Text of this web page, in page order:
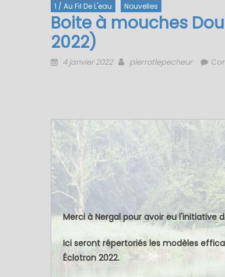
1 / Au Fil De L'eau Nouvelles
Boite à mouches
2022)
Posted
4 janvier 2022 Author
pierrotlepecheur
Merci à Nergal pour avoir eu l'initiative
Ici seront répertoriés les modèles
Éclotron 2022.